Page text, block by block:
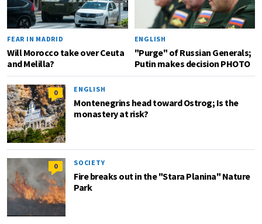
FEAR IN MADRID
Will Morocco take over Ceuta
and Melilla?
ENGLISH
"Purge" of Russian Generals;
Putin makes decision PHOTO
0 ENGLISH
Montenegrins head toward Ostrog; Is the
monastery at risk?
0 SOCIETY
Fire breaks out in the "Stara Planina" Nature
Park